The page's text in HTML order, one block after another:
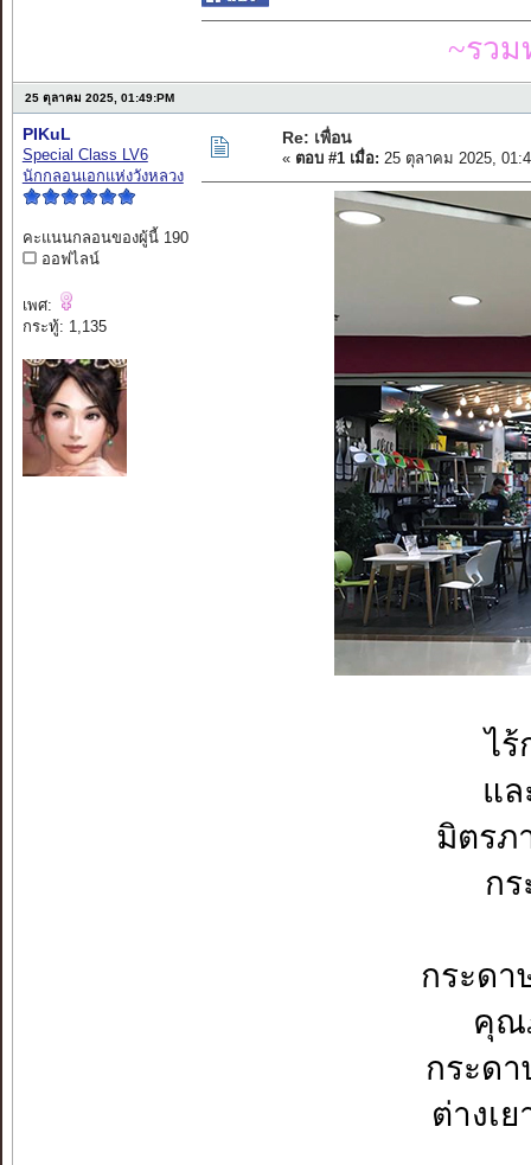
~รว
25 ตุลาคม 2025, 01:49:PM
PIKuL
Special Class LV6
นักกลอนเอกแห่งวังหลวง
คะแนนกลอนของผู้นี้ 190
ออฟไลน์
เพศ:
กระทู้: 1,135
Re: เพื่อน
« ตอบ #1 เมื่อ: 25 ตุลาคม 2025,
ไ
แ
มิตรภ
ก
กระดา
คุณ
กระด
ต่างเ